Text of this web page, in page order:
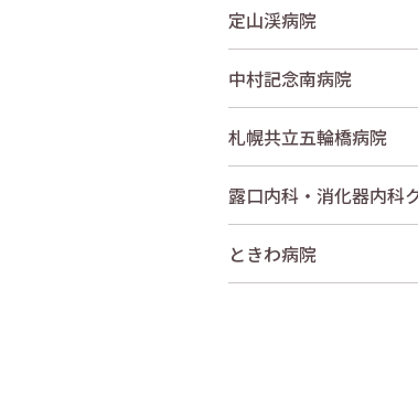
定山渓病院
中村記念南病院
札幌共立五輪橋病院
露口内科・消化器内科
ときわ病院